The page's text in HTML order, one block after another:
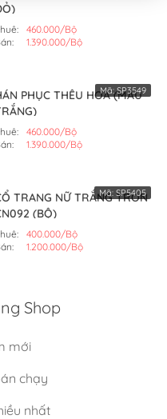
460.000/Bộ
1.390.000/Bộ
PHỤC THÊU HOA (MÀU
460.000/Bộ
1.390.000/Bộ
Mã:SP3549
TRANG NỮ TRẮNG TRƠN
(BỘ)
400.000/Bộ
1.200.000/Bộ
Mã: SP5405
Shop
mới
chạy
nhất